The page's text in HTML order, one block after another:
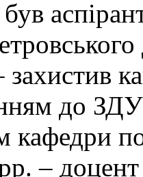
до
кафедри
– доцент